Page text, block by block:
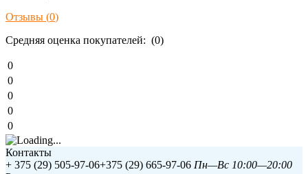
Отзывы (0)
Средняя оценка покупателей: (0)
0
0
0
0
0
Контакты
+ 375 (29) 505-97-06+375 (29) 665-97-06 Пн—Вс 10:00—20:00